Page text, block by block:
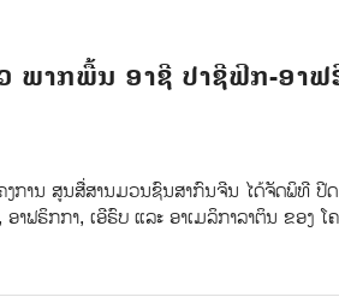
ພາກພື້ນ ອາຊີ ປາຊີຟິກ-ອາຟ
ງການ ສູນສື່ສານມວນຊົນສາກົນຈີນ ໄດ້ຈັດພິທີ ປີ
ຟຣິກກາ, ເອີຣົບ ແລະ ອາເມລິກາລາຕິນ ຂອງ ໂ